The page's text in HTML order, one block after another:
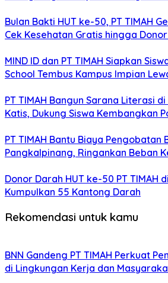
Bulan Bakti HUT ke-50, PT TIMAH
Cek Kesehatan Gratis hingga
MIND ID dan PT TIMAH Siapkan
School Tembus Kampus Impian
PT TIMAH Bangun Sarana Literasi di
Katis, Dukung Siswa Kembangkan
PT TIMAH Bantu Biaya Pengobatan
Pangkalpinang, Ringankan Beban
Donor Darah HUT ke-50 PT TIMAH
Kumpulkan 55 Kantong Darah
Rekomendasi untuk kamu
BNN Gandeng PT TIMAH Perkuat
di Lingkungan Kerja dan